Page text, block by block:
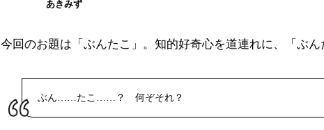
あきみず
今回のお題は「ぶんたこ」。知的好奇心を道連れに、「ぶ
ぶん……たこ……？ 何ぞそれ？